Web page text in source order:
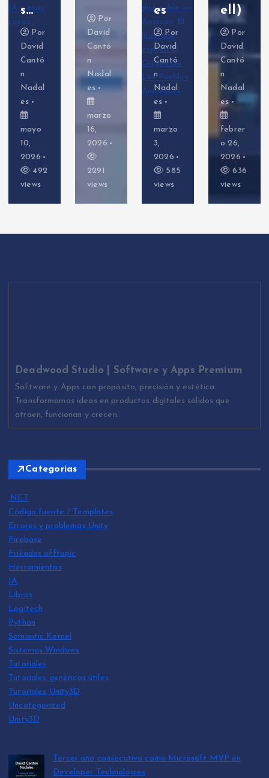
s…
Por
David
Cantó
n
Nadal
es
mayo
10,
2026
492
views
Por
David
Cantó
n
Nadal
es
marzo
16,
2026
2291
views
es
Por
David
Cantó
n
Nadal
es
marzo
3,
2026
585
views
ell)
Por
David
Cantó
n
Nadal
es
febrer
o 26,
2026
636
views
Deadwood Studio | Software y Apps Premium
Software y Apps con propósito, precisión y estética.
Transformamos ideas en productos digitales sólidos que
atraen, funcionan y crecen.
Categorias
.NET
Código fuente / Templates
Errores y problemas Unity
Firebase
Frikadas offtopic
Herramientas
IA
Libros
Logitech
Python
Semantic Kernel
Sistemas Windows
Tutoriales
Tutoriales genéricos útiles
Tutoriales Unity3D
Uncategorized
Unity3D
Tercer año consecutivo como Microsoft MVP en
Developer Technologies